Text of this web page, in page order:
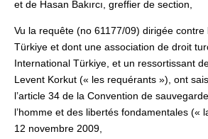
et de Hasan Bakırcı, greffier de section,
Vu la requête (no 61177/09) dirigée contre
Türkiye et dont une association de droit
International Türkiye, et un ressortissant
Levent Korkut (« les requérants »), ont
l’article 34 de la Convention de
l’homme et des libertés fondamentales («
12 novembre 2009,